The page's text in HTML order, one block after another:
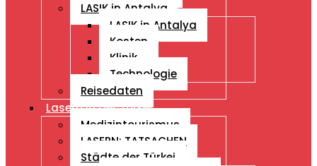
LASIK in Antalya
LASIK in Antalya
Kosten
Klinik
Technologie
Reisedaten
Lasern in der Türkei
Medizintourismus
LASERN: TATSACHEN
Städte der Türkei